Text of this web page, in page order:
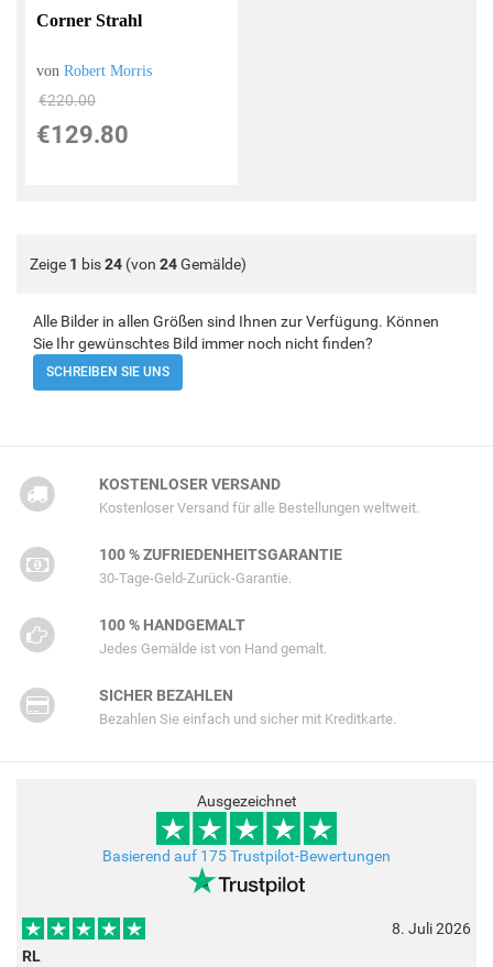
Corner Strahl
vonRobert Morris
€220.00
€129.80
Zeige 1 bis24 (von 24Gemälde)
Alle Bilder in allen Größen sind Ihnen zur Verfügung. Können
Sie Ihr gewünschtes Bild immer noch nicht finden?
SCHREIBEN SIE UNS
KOSTENLOSER VERSAND
Kostenloser Versand für alle Bestellungen weltweit.
100 % ZUFRIEDENHEITSGARANTIE
30-Tage-Geld-Zurück-Garantie.
100 % HANDGEMALT
Jedes Gemälde ist von Hand gemalt.
SICHER BEZAHLEN
Bezahlen Sie einfach und sicher mit Kreditkarte.
Ausgezeichnet
Basierend auf 175 Trustpilot-Bewertungen
8. Juli 2026
RL